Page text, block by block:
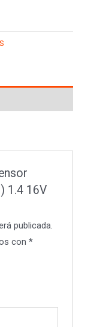
1.4 16V
publicada.
con*